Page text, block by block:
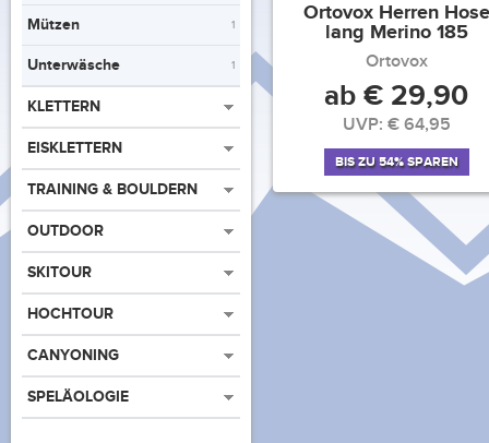
Mützen 1
Unterwäsche 1
KLETTERN
EISKLETTERN
TRAINING & BOULDERN
OUTDOOR
SKITOUR
HOCHTOUR
CANYONING
SPELÄOLOGIE
Ortovox Herren Hose
lang Merino 185
Ortovox
ab € 29,90
UVP: € 64,95
BIS ZU 54% SPAREN